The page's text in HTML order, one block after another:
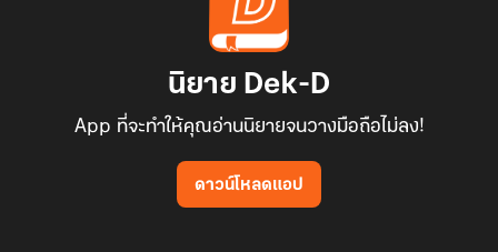
นิยาย Dek-D
App ที่จะทำให้คุณอ่านนิยายจนวางมือถือไม่ลง!
ดาวน์โหลดแอป